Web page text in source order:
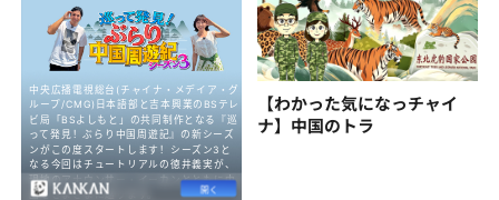
【わかった気になっチャイ
ナ】中国のトラ